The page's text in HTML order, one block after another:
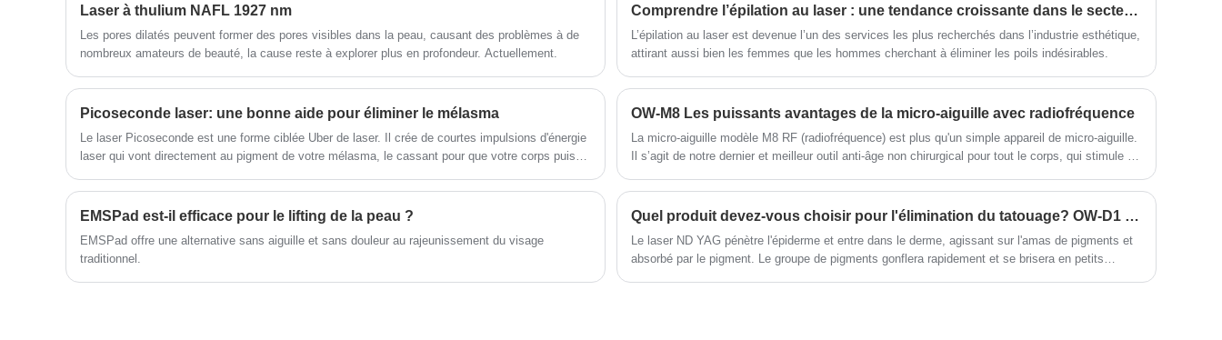
des commandes intuitives garantissent des
résultats sûrs, confortables et cohérents
pour chaque session.
développement, la fabrication, la formation
et la vente d’équipements de beauté. Notre
offre de produits comprend les lasers EMS,
HIFU, IPL et Alexandrite. Afin de satisfaire
également un service OEM.
développement, la fabrication, la formation
et la vente de machines de beauté laser.
Notre gamme de produits couvre le laser
Erbium yag, le laser Alexandrite, le laser à
diode, le laser IPL, le laser ND YAG, le
laser fractionné 10600 nm, la micro-aiguille
RF et les machines EMS. Nous fournirons
également des distributeurs puissants de
services OEM de différents pays.
Laser à thulium NAFL 1927 nm
Les pores dilatés peuvent former des pores visibles dans la peau, causant des problèmes à de
nombreux amateurs de beauté, la cause reste à explorer plus en profondeur. Actuellement.
Comprendre l’épilation au laser : une tendance croissante dans le secteur esthétique
L’épilation au laser est devenue l’un des services les plus recherchés dans l’industrie esthétique,
attirant aussi bien les femmes que les hommes cherchant à éliminer les poils indésirables.
Picoseconde laser: une bonne aide pour éliminer le mélasma
Le laser Picoseconde est une forme ciblée Uber de laser. Il crée de courtes impulsions d'énergie
laser qui vont directement au pigment de votre mélasma, le cassant pour que votre corps puisse
OW-M8 Les puissants avantages de la micro-aiguille avec radiofréquence
La micro-aiguille modèle M8 RF (radiofréquence) est plus qu'un simple appareil de micro-aiguille.
Il s’agit de notre dernier et meilleur outil anti-âge non chirurgical pour tout le corps, qui stimule un
EMSPad est-il efficace pour le lifting de la peau ?
EMSPad offre une alternative sans aiguille et sans douleur au rajeunissement du visage
traditionnel.
Quel produit devez-vous choisir pour l'élimination du tatouage? OW-D1 Q Commutation ND YAG Laser est le choix rentable.
Le laser ND YAG pénètre l'épiderme et entre dans le derme, agissant sur l'amas de pigments et
absorbé par le pigment. Le groupe de pigments gonflera rapidement et se brisera en petits